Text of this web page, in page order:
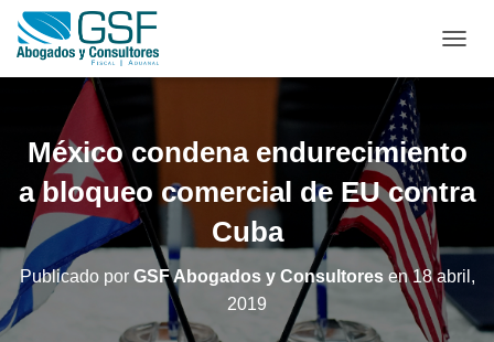
A
A
M
D
D
E
México condena endurecimiento
a bloqueo comercial de EU contra
Cuba
Publicado por GSF Abogados y Consultoresen18 abril,
2019